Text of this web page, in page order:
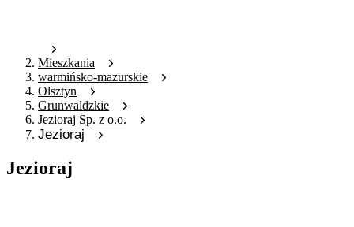
Mieszkania
warmińsko-mazurskie
Olsztyn
Grunwaldzkie
Jezioraj Sp. z o.o.
Jezioraj
Jezioraj